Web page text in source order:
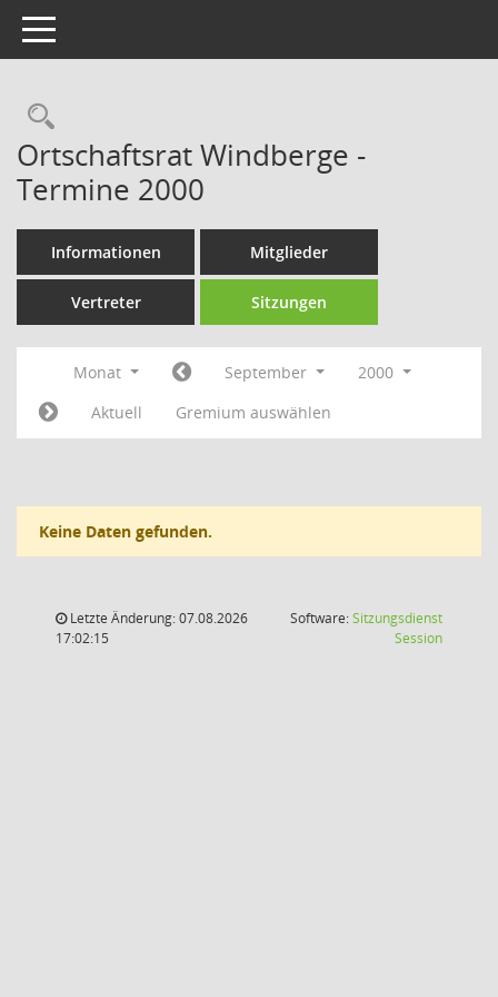
Toggle navigation
Rechercheauswahl
Ortschaftsrat Windberge -
Termine 2000
Informationen Mitglieder
Vertreter Sitzungen
Monat September
2000
Aktuell
Gremium auswählen
Keine Daten gefunden.
Letzte Änderung: 07.08.2026
17:02:15
Software:Sitzungsdienst
Session(Wird in